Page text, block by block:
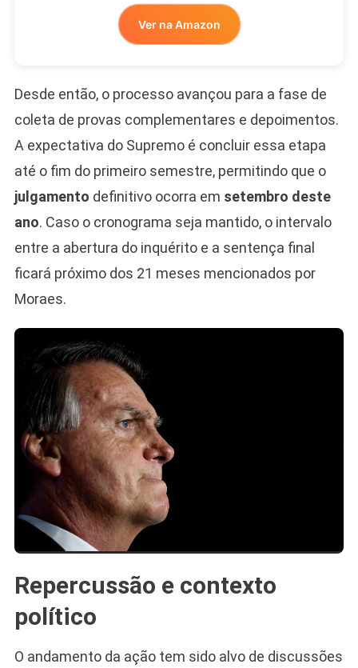
Ver na Amazon
Desde então, o processo avançou para a fase de
coleta de provas complementares e depoimentos.
A expectativa do Supremo é concluir essa etapa
até o fim do primeiro semestre, permitindo que o
julgamento definitivo ocorra em setembro deste
ano. Caso o cronograma seja mantido, o intervalo
entre a abertura do inquérito e a sentença final
ficará próximo dos 21 meses mencionados por
Moraes.
Repercussão e contexto
político
O andamento da ação tem sido alvo de discussões